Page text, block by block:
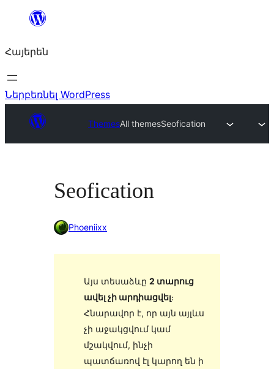
Անցնել
Հայերեն
Ներբեռնել WordPress
ThemesAll themesSeofication
Seofication
Phoeniixx
Այս տեսաձևը 2 տարուց
ավել չի արդիացվել։
Հնարավոր է, որ այն այլևս
չի աջակցվում կամ
մշակվում, ինչի
պատճառով էլ կարող են ի